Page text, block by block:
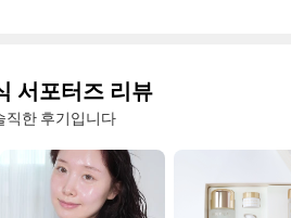
서포터즈 리뷰
직한 후기입니다